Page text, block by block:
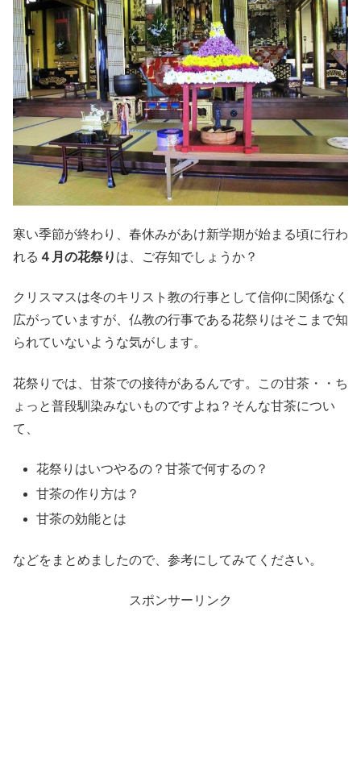
寒い季節が終わり、春休みがあけ新学期が始まる頃に行わ
れる ４月の花祭り は、ご存知でしょうか？
クリスマスは冬のキリスト教の行事として信仰に関係なく
広がっていますが、仏教の行事である花祭りはそこまで知
られていないような気がします。
花祭りでは、甘茶での接待があるんです。この甘茶・・ち
ょっと普段馴染みないものですよね？そんな甘茶につい
て、
花祭りはいつやるの？甘茶で何するの？
甘茶の作り方は？
甘茶の効能とは
などをまとめましたので、参考にしてみてください。
スポンサーリンク